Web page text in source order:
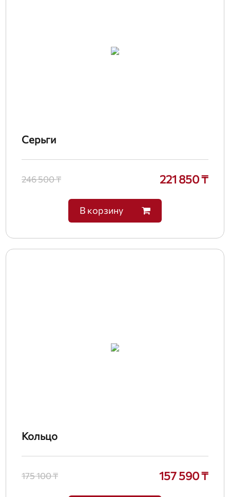
Серьги
246 500 ₸ 221 850 ₸
В корзину
Кольцо
175 100 ₸ 157 590 ₸